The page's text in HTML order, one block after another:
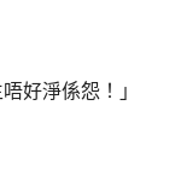
好淨係怨！」